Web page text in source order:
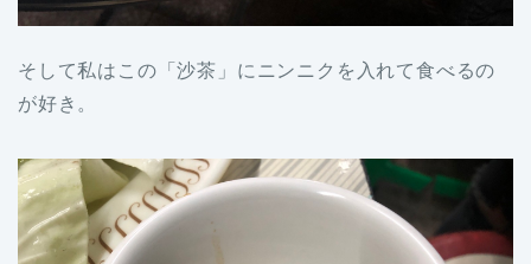
そして私はこの「沙茶」にニンニクを入れて食べるの
が好き。